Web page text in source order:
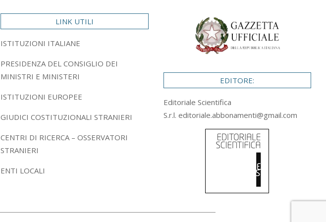
LINK UTILI
ISTITUZIONI ITALIANE
PRESIDENZA DEL CONSIGLIO DEI
MINISTRI E MINISTERI
ISTITUZIONI EUROPEE
GIUDICI COSTITUZIONALI STRANIERI
CENTRI DI RICERCA – OSSERVATORI
STRANIERI
ENTI LOCALI
EDITORE:
Editoriale Scientifica
S.r.l. editoriale.abbonamenti@gmail.com